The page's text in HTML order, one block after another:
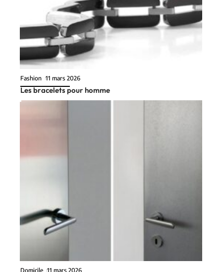
Fashion 11 mars 2026
Les bracelets pour homme
Domicile 11 mars 2026